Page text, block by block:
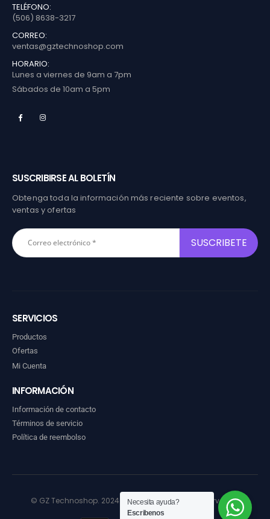
TELÉFONO:
(506) 8638-3217
CORREO:
ventas@gztechnoshop.com
HORARIO:
Lunes a viernes de 9am a 7pm
Sábados de 10am a 5pm
SUSCRIBIRSE AL BOLETÍN
Obtenga toda la información más reciente sobre eventos,
ventas y ofertas
SERVICIOS
Productos
Ofertas
Mi Cuenta
INFORMACIÓN
Información de contacto
Términos de servicio
Política de reembolso
© GZ Technoshop. 2024. Todos los derechos reservados
Necesita ayuda?
Escribenos